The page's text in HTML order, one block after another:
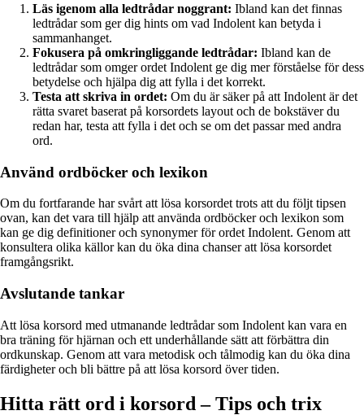
Läs igenom alla ledtrådar noggrant: Ibland kan det finnas
ledtrådar som ger dig hints om vad Indolent kan betyda i
sammanhanget.
Fokusera på omkringliggande ledtrådar: Ibland kan de
ledtrådar som omger ordet Indolent ge dig mer förståelse för dess
betydelse och hjälpa dig att fylla i det korrekt.
Testa att skriva in ordet: Om du är säker på att Indolent är det
rätta svaret baserat på korsordets layout och de bokstäver du
redan har, testa att fylla i det och se om det passar med andra
ord.
Använd ordböcker och lexikon
Om du fortfarande har svårt att lösa korsordet trots att du följt tipsen
ovan, kan det vara till hjälp att använda ordböcker och lexikon som
kan ge dig definitioner och synonymer för ordet Indolent. Genom att
konsultera olika källor kan du öka dina chanser att lösa korsordet
framgångsrikt.
Avslutande tankar
Att lösa korsord med utmanande ledtrådar som Indolent kan vara en
bra träning för hjärnan och ett underhållande sätt att förbättra din
ordkunskap. Genom att vara metodisk och tålmodig kan du öka dina
färdigheter och bli bättre på att lösa korsord över tiden.
Hitta rätt ord i korsord – Tips och trix